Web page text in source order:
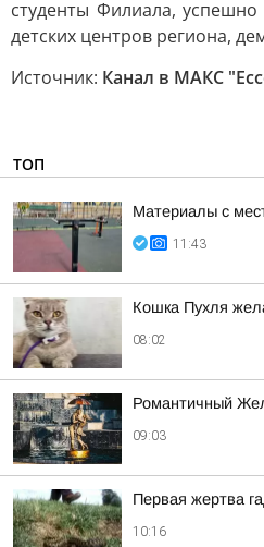
студенты Филиала,
детских центров региона,
Источник: Канал в МАКС
ТОП
Материалы с
11:43
Кошка Пухля
08:02
Романтичный
09:03
Первая жертва
10:16